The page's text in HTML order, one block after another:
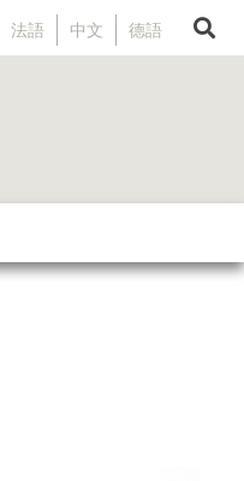
法語 中文 德語